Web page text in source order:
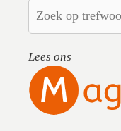
Lees ons